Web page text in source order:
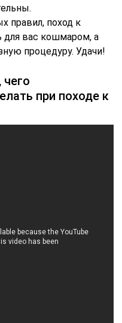
правил, поход к
для вас кошмаром, а
процедуру. Удачи!
при походе к